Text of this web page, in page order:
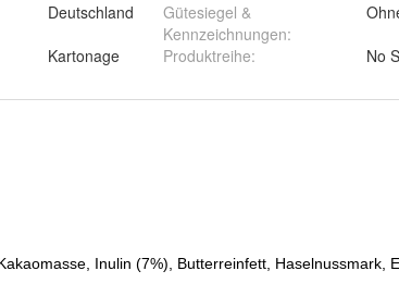
Deutschland
Kartonage
Gütesiegel &
Kennzeichnungen:
Produktreihe: No